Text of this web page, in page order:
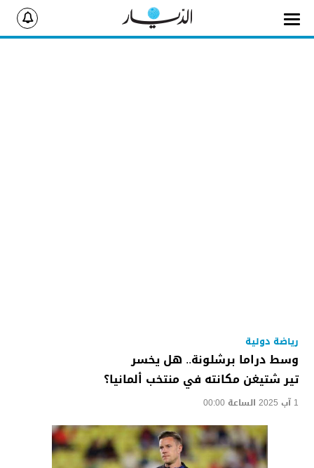
رياضة دولية
وسط دراما برشلونة.. هل يخسر
تير شتيغن مكانته في منتخب ألمانيا؟
1 آب 2025 الساعة 00:00